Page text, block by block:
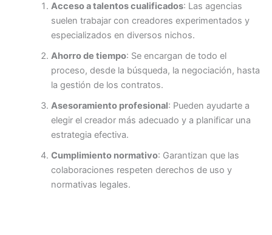
Acceso a talentos cualificados: Las agencias
suelen trabajar con creadores experimentados y
especializados en diversos nichos.
Ahorro de tiempo: Se encargan de todo el
proceso, desde la búsqueda, la negociación, hasta
la gestión de los contratos.
Asesoramiento profesional: Pueden ayudarte a
elegir el creador más adecuado y a planificar una
estrategia efectiva.
Cumplimiento normativo: Garantizan que las
colaboraciones respeten derechos de uso y
normativas legales.